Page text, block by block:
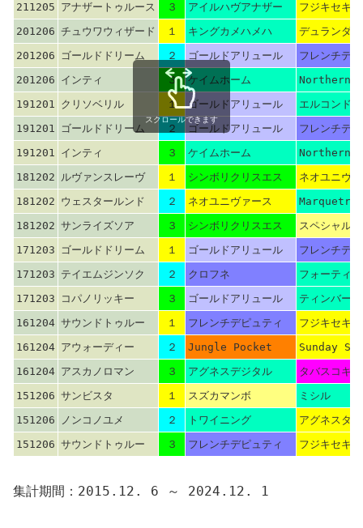
211205 アナザートゥルース ３ アイルハヴアナザー
フジキセキ
201206 チュウワウィザード １ キングカメハメハ
デュランダル
201206 ゴールドドリーム ２ ゴールドアリュール
フレンチデ
201206 インティ ３ ケイムホーム
Northern
191201 クリソベリル １ ゴールドアリュール
エルコンド
191201 ゴールドドリーム ２ ゴールドアリュール
フレンチデ
191201 インティ ３ ケイムホーム
Northern
181202 ルヴァンスレーヴ １ シンボリクリスエス
ネオユニヴ
181202 ウェスタールンド ２ ネオユニヴァース
Marquetry
181202 サンライズソア ３ シンボリクリスエス
スペシャル
171203 ゴールドドリーム １ ゴールドアリュール
フレンチデ
171203 テイエムジンソク ２ クロフネ
フォーティ
171203
コパノリッキー ３ ゴールドアリュール
ティンバー
161204 サウンドトゥルー １ フレンチデピュティ
フジキセキ
161204 アウォーディー ２ Jungle Pocket
Sunday
161204 アスカノロマン ３ アグネスデジタル
タバスコキ
151206 サンビスタ １ スズカマンボ
ミシル
151206
ノンコノユメ ２ トワイニング
アグネスタ
151206 サウンドトゥルー ３ フレンチデピュティ フジキセキ
スクロールできます
集計期間：2015.12. 6 ～ 2024.12. 1